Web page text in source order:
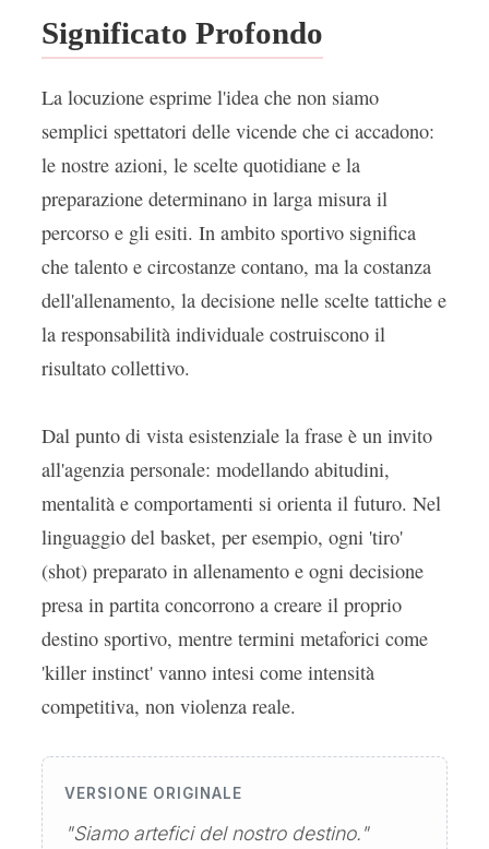
Significato Profondo
La locuzione esprime l'idea che non siamo
semplici spettatori delle vicende che ci accadono:
le nostre azioni, le scelte quotidiane e la
preparazione determinano in larga misura il
percorso e gli esiti. In ambito sportivo significa
che talento e circostanze contano, ma la costanza
dell'allenamento, la decisione nelle scelte tattiche e
la responsabilità individuale costruiscono il
risultato collettivo.
Dal punto di vista esistenziale la frase è un invito
all'agenzia personale: modellando abitudini,
mentalità e comportamenti si orienta il futuro. Nel
linguaggio del basket, per esempio, ogni 'tiro'
(shot) preparato in allenamento e ogni decisione
presa in partita concorrono a creare il proprio
destino sportivo, mentre termini metaforici come
'killer instinct' vanno intesi come intensità
competitiva, non violenza reale.
VERSIONE ORIGINALE
"Siamo artefici del nostro destino."